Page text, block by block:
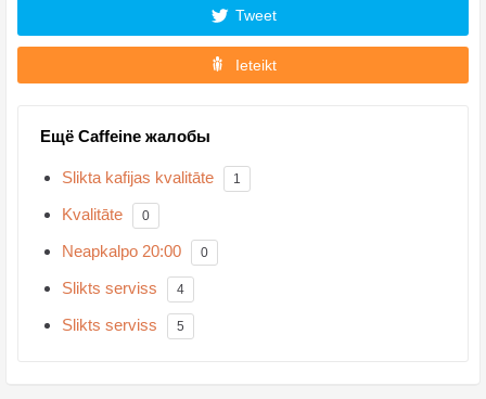
Tweet
Ieteikt
Ещё Caffeine жалобы
Slikta kafijas kvalitāte 1
Kvalitāte 0
Neapkalpo 20:00 0
Slikts serviss 4
Slikts serviss 5